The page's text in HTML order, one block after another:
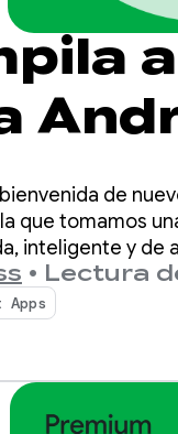
de
que tomamos
inteligente y de
para
• Lectura